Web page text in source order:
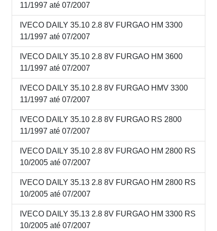
11/1997 até 07/2007
IVECO DAILY 35.10 2.8 8V FURGAO HM 3300
11/1997 até 07/2007
IVECO DAILY 35.10 2.8 8V FURGAO HM 3600
11/1997 até 07/2007
IVECO DAILY 35.10 2.8 8V FURGAO HMV 3300
11/1997 até 07/2007
IVECO DAILY 35.10 2.8 8V FURGAO RS 2800
11/1997 até 07/2007
IVECO DAILY 35.10 2.8 8V FURGAO HM 2800 RS
10/2005 até 07/2007
IVECO DAILY 35.13 2.8 8V FURGAO HM 2800 RS
10/2005 até 07/2007
IVECO DAILY 35.13 2.8 8V FURGAO HM 3300 RS
10/2005 até 07/2007